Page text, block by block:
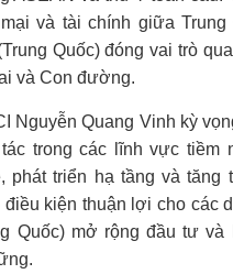
và tài chính giữa Trung
Quốc) đóng vai trò
và Con đường.
Nguyễn Quang Vinh kỳ
trong các lĩnh vực tiềm
phát triển hạ tầng và tăng
điều kiện thuận lợi cho các
Quốc) mở rộng đầu tư và